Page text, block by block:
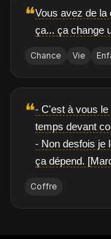
❝Vous avez de la
ça... ça change
Chance Vie
❝- C'est à vous le
temps devant
- Non desfois je
ça dépend.
Coffre